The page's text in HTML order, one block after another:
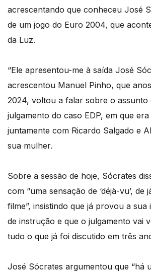
acrescentando que conheceu José
de um jogo do Euro 2004, que
da Luz.
“Ele apresentou-me à saída José
acrescentou Manuel Pinho, que
2024, voltou a falar sobre o assunto
julgamento do caso EDP, em que
juntamente com Ricardo Salgado e
sua mulher.
Sobre a sessão de hoje, Sócrates
com “uma sensação de ‘déjà-vu’, de
filme”, insistindo que já provou a sua
de instrução e que o julgamento vai
tudo o que já foi discutido em três
José Sócrates argumentou que “há